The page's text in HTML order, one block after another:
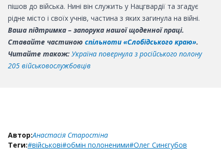
пішов до війська. Нині він служить у Нацгвардії та згадує
рідне місто і своїх учнів, частина з яких загинула на війні.
Ваша підтримка – запорука нашої щоденної праці.
Ставайте частиною спільноти «Слобідського краю».
Читайте також: Україна повернула з російського полону
205 військовослужбовців
Автор:Анастасія Старостіна
Теги:#військові#обмін полоненими#Олег Синєгубов